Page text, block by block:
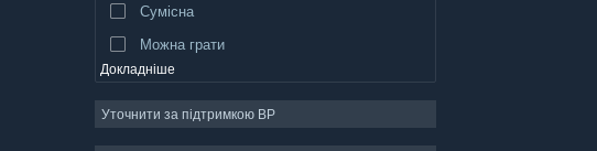
Обробка фотографій
Сумісна
Можна грати
Докладніше
Уточнити за підтримкою ВР